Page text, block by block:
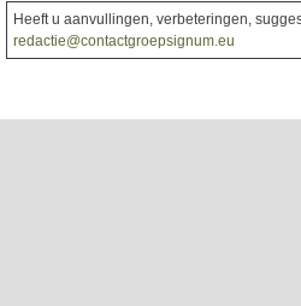
Heeft u aanvullingen, verbeteringen,
redactie@contactgroepsignum.eu